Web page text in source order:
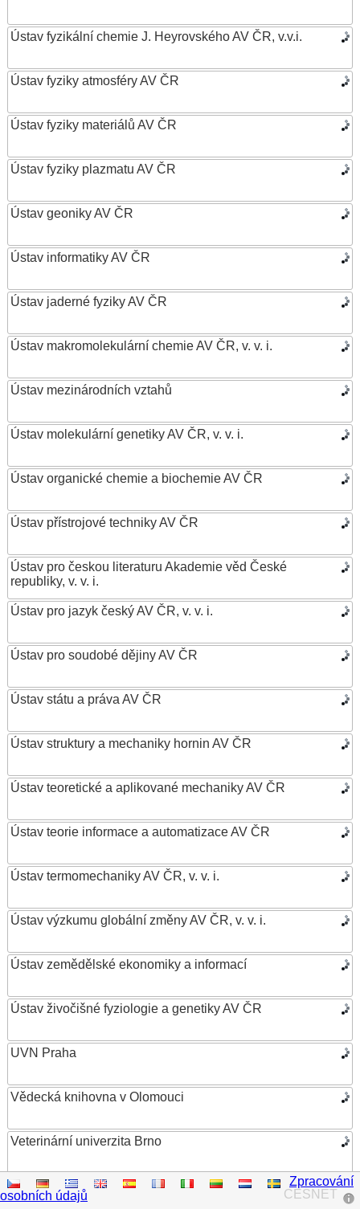
Ústav fyzikální chemie J. Heyrovského AV ČR, v.v.i.
Ústav fyziky atmosféry AV ČR
Ústav fyziky materiálů AV ČR
Ústav fyziky plazmatu AV ČR
Ústav geoniky AV ČR
Ústav informatiky AV ČR
Ústav jaderné fyziky AV ČR
Ústav makromolekulární chemie AV ČR, v. v. i.
Ústav mezinárodních vztahů
Ústav molekulární genetiky AV ČR, v. v. i.
Ústav organické chemie a biochemie AV ČR
Ústav přístrojové techniky AV ČR
Ústav pro českou literaturu Akademie věd České
republiky, v. v. i.
Ústav pro jazyk český AV ČR, v. v. i.
Ústav pro soudobé dějiny AV ČR
Ústav státu a práva AV ČR
Ústav struktury a mechaniky hornin AV ČR
Ústav teoretické a aplikované mechaniky AV ČR
Ústav teorie informace a automatizace AV ČR
Ústav termomechaniky AV ČR, v. v. i.
Ústav výzkumu globální změny AV ČR, v. v. i.
Ústav zemědělské ekonomiky a informací
Ústav živočišné fyziologie a genetiky AV ČR
UVN Praha
Vědecká knihovna v Olomouci
Veterinární univerzita Brno
VŠB – Technická univerzita Ostrava
CESNET
Zpracování
osobních údajů